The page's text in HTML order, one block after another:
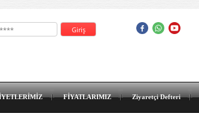
FİYATLARIMIZ Ziyaretçi Defteri